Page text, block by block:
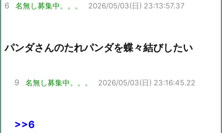
6 名無し募集中。。。 2026/05/03(日) 23:13:57.37
パンダさんのたれパンダを蝶々結びしたい
9 名無し募集中。。。 2026/05/03(日) 23:16:45.22
>>6